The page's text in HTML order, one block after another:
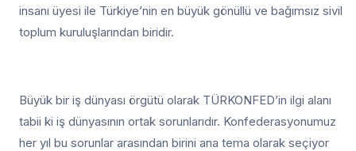
insanı üyesi ile Türkiye’nin en büyük gönüllü ve bağımsız sivil
toplum kuruluşlarından biridir.
Büyük bir iş dünyası örgütü olarak TÜRKONFED’in ilgi alanı
tabii ki iş dünyasının ortak sorunlarıdır. Konfederasyonumuz
her yıl bu sorunlar arasından birini ana tema olarak seçiyor